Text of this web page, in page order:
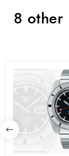
8 other